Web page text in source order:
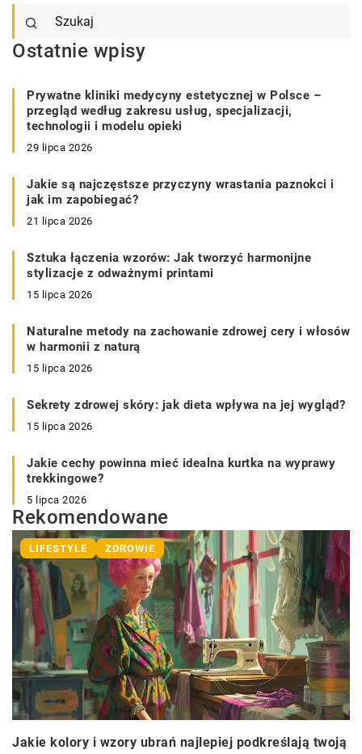
Ostatnie wpisy
Prywatne kliniki medycyny estetycznej w Polsce –
przegląd według zakresu usług, specjalizacji,
technologii i modelu opieki
29 lipca 2026
Jakie są najczęstsze przyczyny wrastania paznokci i
jak im zapobiegać?
21 lipca 2026
Sztuka łączenia wzorów: Jak tworzyć harmonijne
stylizacje z odważnymi printami
15 lipca 2026
Naturalne metody na zachowanie zdrowej cery i włosów
w harmonii z naturą
15 lipca 2026
Sekrety zdrowej skóry: jak dieta wpływa na jej wygląd?
15 lipca 2026
Jakie cechy powinna mieć idealna kurtka na wyprawy
trekkingowe?
5 lipca 2026
Rekomendowane
LIFESTYLE ZDROWIE
Jakie kolory i wzory ubrań najlepiej podkreślają twoją